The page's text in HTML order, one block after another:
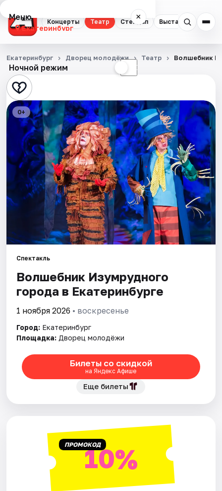
Концерты Театр Стендап Выставки
Меню ×
Екатеринбург
Концерты
Театр
Стендап
Выставки
Квесты
Экскурсии
Спорт
Площадки
Артисты
Рейтинги
Ночной режим ☾
Екатеринбург Дворец молодёжи Театр Волшебник
0+
Спектакль
Волшебник Изумрудного
города в Екатеринбурге
1 ноября 2026 • воскресенье
Город: Екатеринбург
Площадка: Дворец молодёжи
Билеты со скидкой
на Яндекс Афише
Еще билеты
ПРОМОКОД10%